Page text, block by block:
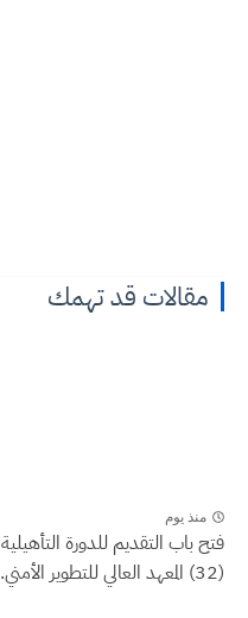
مقالات قد تهمك
منذ يوم
فتح باب التقديم للدورة التأهيلية
(32) المعهد العالي للتطوير الأمني...